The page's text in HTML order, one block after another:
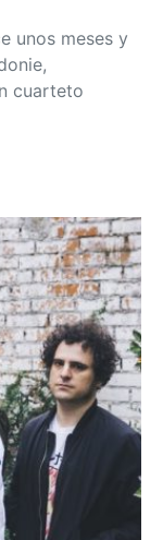
unos meses y
cuarteto